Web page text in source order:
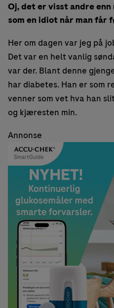
Oj, det er visst andre enn
som en idiot når man får
Her om dagen var jeg på
Det var en helt vanlig
var der. Blant denne
har diabetes. Han er som
venner som vet hva han
og kjæresten min.
Annonse